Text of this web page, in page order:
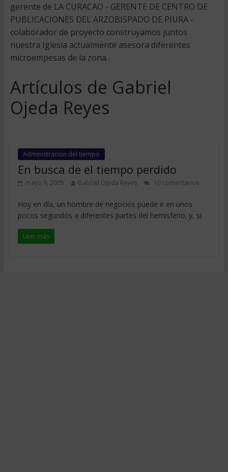
gerente de LA CURACAO - GERENTE DE CENTRO DE
PUBLICACIONES DEL ARZOBISPADO DE PIURA -
colaborador de proyecto construyamos juntos
nuestra Iglesia actualmente asesora diferentes
microempesas de la zona.
Artículos de Gabriel
Ojeda Reyes
Administracion del tiempo
En busca de el tiempo perdido
mayo 9, 2005 Gabriel Ojeda Reyes 10 comentarios
Hoy en día, un hombre de negocios puede ir en unos
pocos segundos a diferentes partes del hemisferio; y, si
Leer más